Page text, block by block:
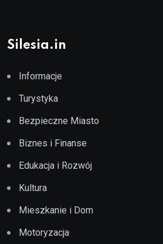
Silesia.in
Informacje
Turystyka
Bezpieczne Miasto
Biznes i Finanse
Edukacja i Rozwój
Kultura
Mieszkanie i Dom
Motoryzacja